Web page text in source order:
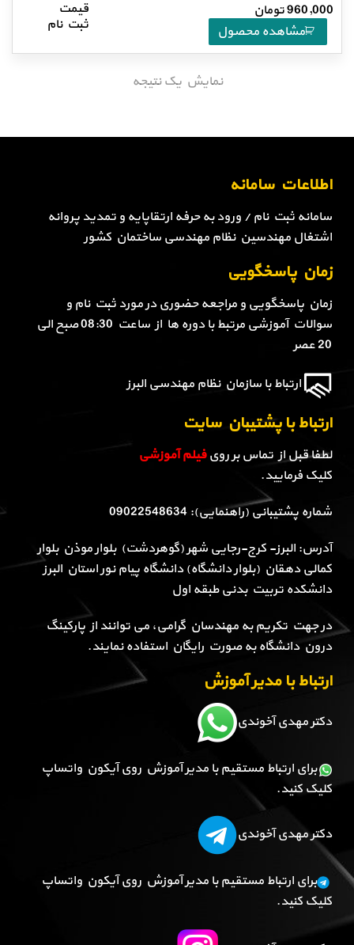
960,000تومان
مشاهده محصول
نمایش یک نتیجه
اطلاعات سامانه
سامانه ثبت نام / ورود به حرفه ارتقاپایه و تمدید پروانه
اشتغال مهندسین نظام مهندسی ساختمان کشور
زمان پاسخگویی
زمان پاسخگویی و مراجعه حضوری در مورد ثبت نام و
سوالات آموزشی مرتبط با دوره ها از ساعت 08:30 صبح الی
20 عصر
ارتباط با سازمان نظام مهندسی البرز
ارتباط با پشتیبان سایت
لطفا قبل از تماس بر رویفیلم آموزشی
کلیک فرمایید.
شماره پشتیبانی (راهنمایی): 09022548634
آدرس: البرز- کرج-رجایی شهر (گوهردشت) بلوار موذن بلوار
کمالی دهقان (بلوار دانشگاه) دانشگاه پیام نور استان البرز
دانشکده تربیت بدنی طبقه اول
در جهت تکریم به مهندسان گرامی، می توانند از پارکینگ
درون دانشگاه به صورت رایگان استفاده نمایند.
ارتباط با مدیر آموزش
دکتر مهدی آخوندی
برای ارتباط مستقیم با مدیر آموزش روی آیکون واتساپ
کلیک کنید.
دکتر مهدی آخوندی
برای ارتباط مستقیم با مدیر آموزش روی آیکون واتساپ
کلیک کنید.